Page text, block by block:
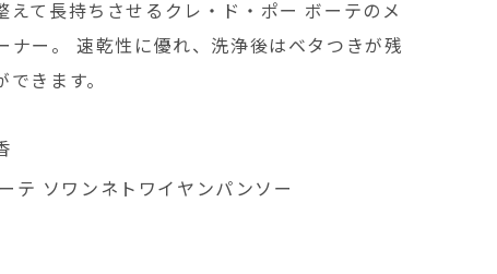
えて長持ちさせるクレ・ド・ポー ボーテのメ
ナー。 速乾性に優れ、洗浄後はベタつきが残
きます。
テ ソワンネトワイヤンパンソー